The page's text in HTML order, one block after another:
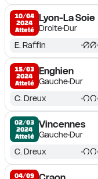
10/04
2024
Attelé
Lyon-La Soie
DroiteDur
E. Raffin
15/03
2024
Attelé
Enghien
GaucheDur
C. Dreux
02/03
2024
Attelé
Vincennes
GaucheDur
C. Dreux
04/09